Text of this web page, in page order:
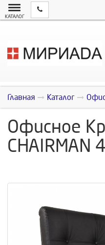
КАТАЛОГ
Главная Каталог
Офисное
CHAIRMAN